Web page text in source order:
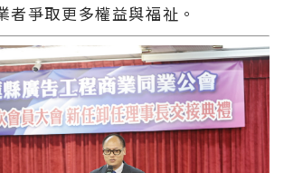
者爭取更多權益與福祉。